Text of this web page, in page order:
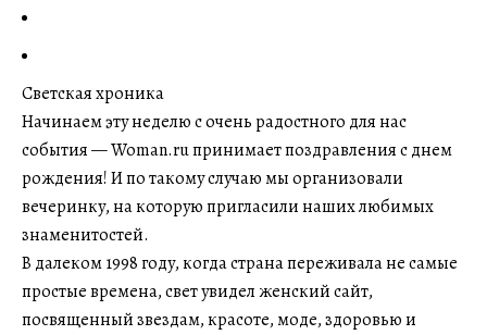
Светская хроника
Начинаем эту неделю с очень радостного для нас
события — Woman.ru принимает поздравления с днем
рождения! И по такому случаю мы организовали
вечеринку, на которую пригласили наших любимых
знаменитостей.
В далеком 1998 году, когда страна переживала не самые
простые времена, свет увидел женский сайт,
посвященный звездам, красоте, моде, здоровью и